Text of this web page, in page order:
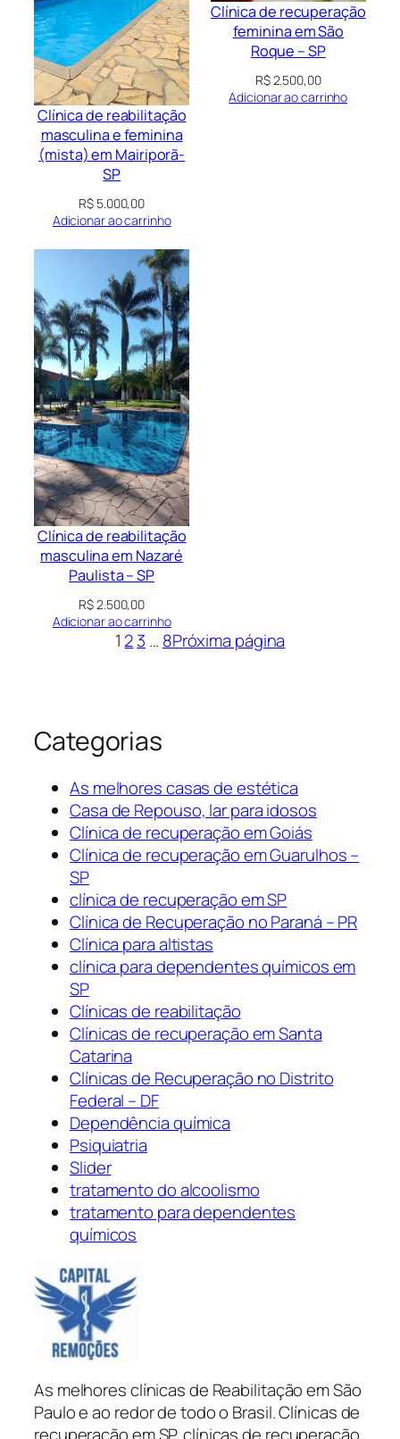
Clínica de reabilitação
masculina e feminina
(mista) em Mairiporã-
SP
R$ 5.000,00
Adicionar ao carrinho
Clínica de recuperação
feminina em São
Roque – SP
R$2.500,00
Adicionar ao carrinho
Clínica de reabilitação
masculina em Nazaré
Paulista – SP
R$2.500,00
Adicionar ao carrinho
1 23 … 8Próxima página
Categorias
As melhores casas de estética
Casa de Repouso, lar para idosos
Clínica de recuperação em Goiás
Clínica de recuperação em Guarulhos –
SP
clínica de recuperação em SP
Clínica de Recuperação no Paraná – PR
Clínica para altistas
clínica para dependentes químicos em
SP
Clínicas de reabilitação
Clínicas de recuperação em Santa
Catarina
Clínicas de Recuperação no Distrito
Federal – DF
Dependência química
Psiquiatria
Slider
tratamento do alcoolismo
tratamento para dependentes
químicos
As melhores clínicas de Reabilitação em São
Paulo e ao redor de todo o Brasil. Clínicas de